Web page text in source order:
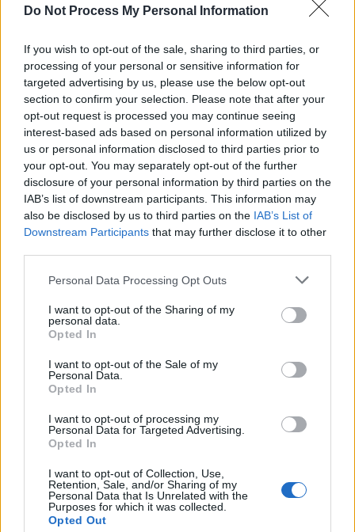
Do Not Process My Personal Information
If you wish to opt-out of the sale, sharing to third parties, or
processing of your personal or sensitive information for
targeted advertising by us, please use the below opt-out
section to confirm your selection. Please note that after your
opt-out request is processed you may continue seeing
interest-based ads based on personal information utilized by
us or personal information disclosed to third parties prior to
your opt-out. You may separately opt-out of the further
disclosure of your personal information by third parties on the
IAB’s list of downstream participants. This information may
also be disclosed by us to third parties on the IAB’s List of
Downstream Participants that may further disclose it to other
Personal Data Processing Opt Outs
I want to opt-out of the Sharing of my
personal data.
Opted In
I want to opt-out of the Sale of my
Personal Data.
Opted In
I want to opt-out of processing my
Personal Data for Targeted Advertising.
Opted In
I want to opt-out of Collection, Use,
Retention, Sale, and/or Sharing of my
Personal Data that Is Unrelated with the
Purposes for which it was collected.
Opted Out
existantes pour protéger le cerveau du stress chronique.
Source : Intermittent fasting protects against stress-induced
depression and demyelination via the gut microbiota–brain axis
Translational Psychiatry, juin 2026
Article précédent
Un médicament contre
l’hypertension pourrait
Article suivant
Nettoyer ses reins : ce que
vous devez vraiment
ARTICLES CONNEXES